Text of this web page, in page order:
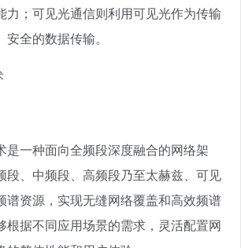
力；可见光通信则利用可见光作为传输
全的数据传输。
是一种面向全频段深度融合的网络架
段、中频段、高频段乃至太赫兹、可见
谱资源，实现无缝网络覆盖和高效频谱
根据不同应用场景的需求，灵活配置网